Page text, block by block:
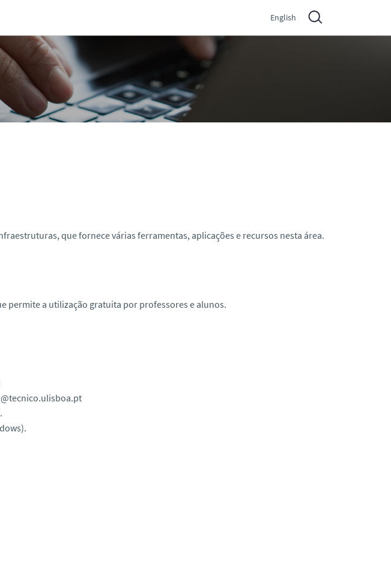
English
que fornece várias ferramentas, aplicações e recursos nesta área.
permite a utilização gratuita por professores e alunos.